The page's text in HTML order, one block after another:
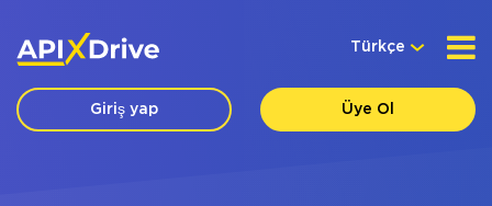
Türkçe
Giriş yap Üye Ol